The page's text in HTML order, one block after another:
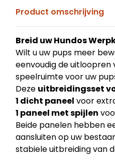
Product omschrijving
Breid uw Hundos
Wilt u uw pups meer
eenvoudig de uitloopren
speelruimte voor uw
Deze uitbreidingsset
1 dicht paneel voor
1 paneel met spijlen
Beide panelen hebben
aansluiten op uw
stabiele uitbreiding van